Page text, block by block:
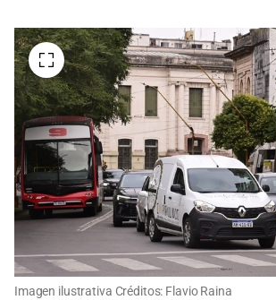
Imagen ilustrativa Créditos: Flavio Raina